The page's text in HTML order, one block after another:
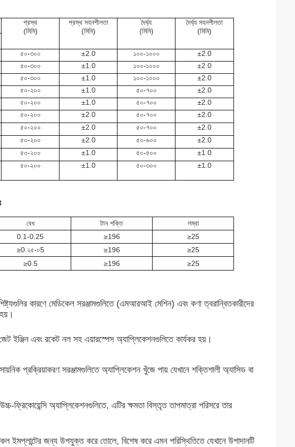
প্রস্থ
(মিমি)
প্রস্থ সহনশীলতা
(মিমি)
দৈর্ঘ্য
(মিমি)
দৈর্ঘ্য সহনশীলতা
(মিমি)
৫০-৩০০ ±2.0 ১০০-১০০০ ±2.0
৫০-৩০০ ±1.0 ১০০-১০০০ ±2.0
৫০-৩০০ ±1.0 ১০০-১০০০ ±2.0
৫০-২০০ ±1.0 ৫০-৭০০ ±2.0
৫০-২০০ ±1.0 ৫০-৭০০ ±2.0
৫০-২০০ ±2.0 ৫০-৭০০ ±2.0
৫০-২০০ ±2.0 ৫০-৭০০ ±2.0
৫০-২০০ ±2.0 ৫০-৬০০ ±2.0
৫০-২০০ ±1.0 ৫০-৫০০ ±1.0
৫০-২০০ ±1.0 ৫০-৩০০ ±1.0
বেধ টান শক্তি লম্বা
0.1-0.25 ≥196 ≥25
≥0.২৫-০5 ≥196 ≥25
≥0.5 ≥196 ≥25
কারণে মেডিকেল সরঞ্জামগুলিতে (এমআরআই মেশিন) এবং কণা ত্বরান্বিতকারীদের
ইঞ্জিন এবং রকেট নল সহ এয়ারস্পেস অ্যাপ্লিকেশনগুলিতে কার্যকর হয়।
প্রক্রিয়াকরণ সরঞ্জামগুলিতে অ্যাপ্লিকেশন খুঁজে পায় যেখানে শক্তিশালী অ্যাসিড বা
ফ্রিকোয়েন্সি অ্যাপ্লিকেশনগুলিতে, এটির ক্ষমতা বিস্তৃত তাপমাত্রা পরিসরে তার
ইমপ্লান্টের জন্য উপযুক্ত করে তোলে, বিশেষ করে এমন পরিস্থিতিতে যেখানে উপাদানটি